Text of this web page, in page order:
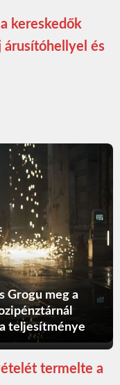
kereskedők
árusítóhellyel és
Grogu meg a
teljesítménye
termelte a